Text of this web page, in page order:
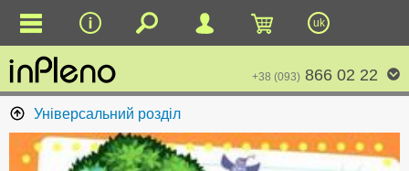
uk
+38 (093) 866 02 22
Універсальний розділ